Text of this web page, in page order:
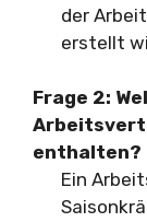
der
erstellt
Frage 2:
enthalten?
Ein